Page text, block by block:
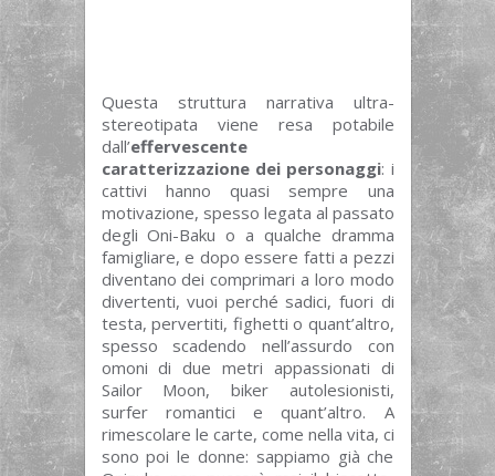
Questa struttura narrativa ultra-
stereotipata viene resa potabile
dall’effervescente
caratterizzazione dei personaggi: i
cattivi hanno quasi sempre una
motivazione, spesso legata al passato
degli Oni-Baku o a qualche dramma
famigliare, e dopo essere fatti a pezzi
diventano dei comprimari a loro modo
divertenti, vuoi perché sadici, fuori di
testa, pervertiti, fighetti o quant’altro,
spesso scadendo nell’assurdo con
omoni di due metri appassionati di
Sailor Moon, biker autolesionisti,
surfer romantici e quant’altro. A
rimescolare le carte, come nella vita, ci
sono poi le donne: sappiamo già che